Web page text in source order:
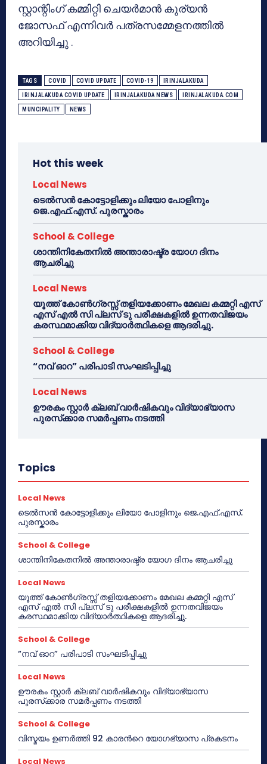
സ്റ്റാന്റിംഗ് കമ്മിറ്റി ചെയർമാൻ കുര്യൻ
ജോസഫ് എന്നിവർ പത്രസമ്മേളനത്തിൽ
അറിയിച്ചു .
TAGS COVID COVID UPDATE COVID-19 IRINJALAKUDA
IRINJALAKUDA COVID UPDATE IRINJALAKUDA NEWS IRINJALAKUDA.COM
MUNCIPALITY NEWS
Hot this week
Local News
ടെൽസൻ കോട്ടോളിക്കും ലിയോ പോളിനും
ജെ.എഫ്.എസ്. പുരസ്കാരം
School & College
ശാന്തിനികേതനിൽ അന്താരാഷ്ട്ര യോഗ ദിനം
ആചരിച്ചു
Local News
യൂത്ത് കോൺഗ്രസ്സ് തളിയക്കോണം മേഖല കമ്മറ്റി എസ്
എസ് എൽ സി പ്ലസ് ടു പരീക്ഷകളിൽ ഉന്നതവിജയം
കരസ്ഥമാക്കിയ വിദ്യാർത്ഥികളെ ആദരിച്ചു.
School & College
“നവ് ഓറ” പരിപാടി സംഘടിപ്പിച്ചു
Local News
ഊരകം സ്റ്റാർ ക്ലബ് വാർഷികവും വിദ്യാഭ്യാസ
പുരസ്‌ക്കാര സമർപ്പണം നടത്തി
Topics
Local News
ടെൽസൻ കോട്ടോളിക്കും ലിയോ പോളിനും ജെ.എഫ്.എസ്.
പുരസ്കാരം
School & College
ശാന്തിനികേതനിൽ അന്താരാഷ്ട്ര യോഗ ദിനം ആചരിച്ചു
Local News
യൂത്ത് കോൺഗ്രസ്സ് തളിയക്കോണം മേഖല കമ്മറ്റി എസ്
എസ് എൽ സി പ്ലസ് ടു പരീക്ഷകളിൽ ഉന്നതവിജയം
കരസ്ഥമാക്കിയ വിദ്യാർത്ഥികളെ ആദരിച്ചു.
School & College
“നവ് ഓറ” പരിപാടി സംഘടിപ്പിച്ചു
Local News
ഊരകം സ്റ്റാർ ക്ലബ് വാർഷികവും വിദ്യാഭ്യാസ
പുരസ്‌ക്കാര സമർപ്പണം നടത്തി
School & College
വിസ്മയം ഉണർത്തി 92 കാരൻറെ യോഗഭ്യാസ പ്രകടനം
Local News